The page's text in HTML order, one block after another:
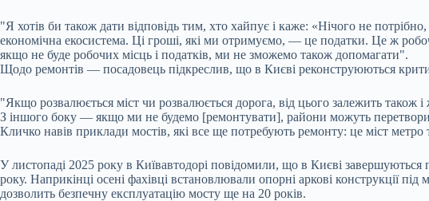
"Я хотів би також дати відповідь тим, хто хайпує і каже: «Нічого не
економічна екосистема. Ці гроші, які ми отримуємо, — це податки. Це ж
якщо не буде робочих місць і податків, ми не зможемо також допомагати".
Щодо ремонтів — посадовець підкреслив, що в Києві реконструюються
"Якщо розвалюється міст чи розвалюється дорога, від цього залежить
З іншого боку — якщо ми не будемо [ремонтувати], райони можуть
Кличко навів приклади мостів, які все ще потребують ремонту: це міст
У листопаді 2025 року в Київавтодорі повідомили, що в Києві
року. Наприкінці осені фахівці встановлювали опорні аркові конструкції
дозволить безпечну експлуатацію мосту ще на 20 років.